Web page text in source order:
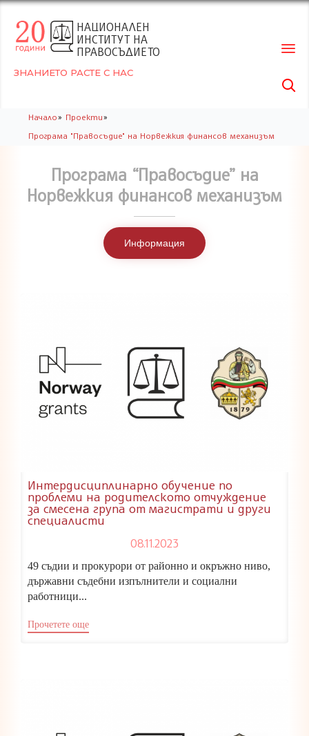
НАЦИОНАЛЕН
ИНСТИТУТ НА
ПРАВОСЪДИЕТО
ЗНАНИЕТО РАСТЕ С НАС

Начало» Проекти»
Програма "Правосъдие" на Норвежкия финансов механизъм
Програма “Правосъдие” на
Норвежкия финансов механизъм
Информация
Интердисциплинарно обучение по
проблеми на родителското отчуждение
за смесена група от магистрати и други
специалисти
08.11.2023
49 съдии и прокурори от районно и окръжно ниво,
държавни съдебни изпълнители и социални
работници...
Прочетете още